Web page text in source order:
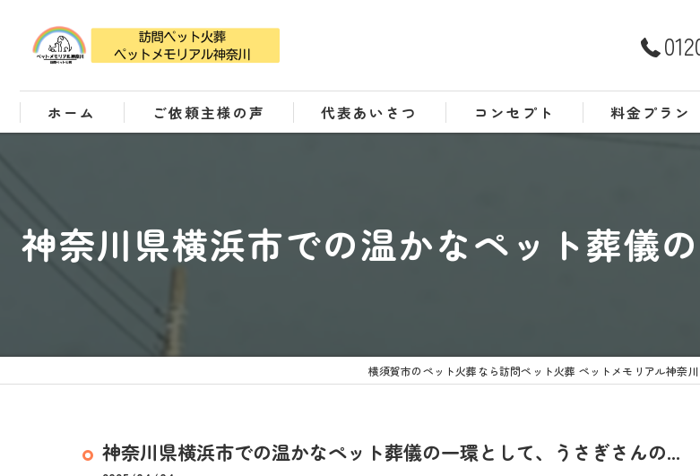
ホーム ご依頼主様の声 代表あいさつ コンセプト 料金プラン
神奈川県横浜市での温かなペット葬儀
横須賀市のペット火葬なら訪問ペット火葬 ペットメモリアル神奈川
神奈川県横浜市での温かなペット葬儀の一環として、うさぎさんの...